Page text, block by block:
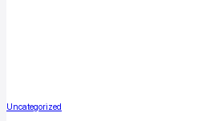
Uncategorized